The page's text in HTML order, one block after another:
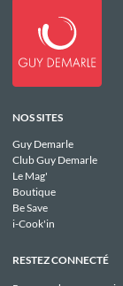
NOS SITES
Guy Demarle
Club Guy Demarle
Le Mag'
Boutique
Be Save
i-Cook'in
RESTEZ CONNECTÉ